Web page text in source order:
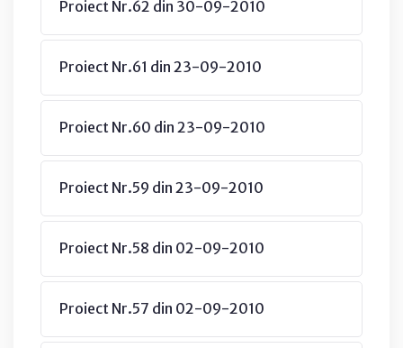
Proiect Nr.62 din 30-09-2010
Proiect Nr.61 din 23-09-2010
Proiect Nr.60 din 23-09-2010
Proiect Nr.59 din 23-09-2010
Proiect Nr.58 din 02-09-2010
Proiect Nr.57 din 02-09-2010